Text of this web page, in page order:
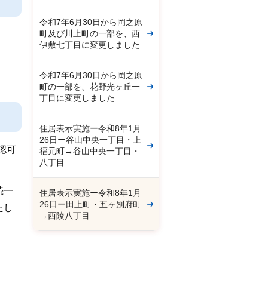
可
一
し
令和7年6月30日から岡之原
町及び川上町の一部を、西
伊敷七丁目に変更しました
令和7年6月30日から岡之原
町の一部を、花野光ヶ丘一
丁目に変更しました
住居表示実施ー令和8年1月
26日ー谷山中央一丁目・上
福元町→谷山中央一丁目・
八丁目
住居表示実施ー令和8年1月
26日ー田上町・五ヶ別府町
→西陵八丁目